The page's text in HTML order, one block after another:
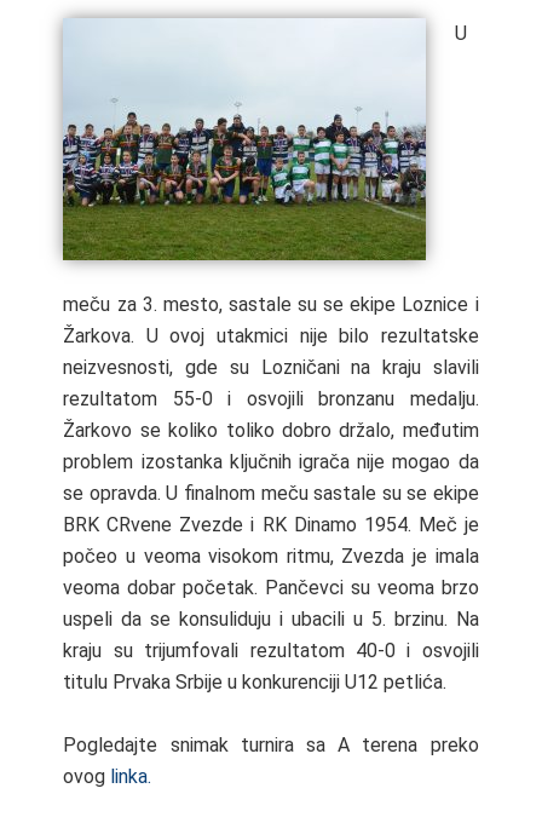
U
meču za 3. mesto, sastale su se ekipe Loznice i
Žarkova. U ovoj utakmici nije bilo rezultatske
neizvesnosti, gde su Lozničani na kraju slavili
rezultatom 55-0 i osvojili bronzanu medalju.
Žarkovo se koliko toliko dobro držalo, međutim
problem izostanka ključnih igrača nije mogao da
se opravda. U finalnom meču sastale su se ekipe
BRK CRvene Zvezde i RK Dinamo 1954. Meč je
počeo u veoma visokom ritmu, Zvezda je imala
veoma dobar početak. Pančevci su veoma brzo
uspeli da se konsuliduju i ubacili u 5. brzinu. Na
kraju su trijumfovali rezultatom 40-0 i osvojili
titulu Prvaka Srbije u konkurenciji U12 petlića.
Pogledajte snimak turnira sa A terena preko
ovog linka.